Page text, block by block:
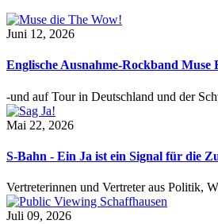
Juni 12, 2026
Englische Ausnahme-Rockband Muse
-und auf Tour in Deutschland und der
Mai 22, 2026
S-Bahn - Ein Ja ist ein Signal für die
Vertreterinnen und Vertreter aus Politik,
Juli 09, 2026